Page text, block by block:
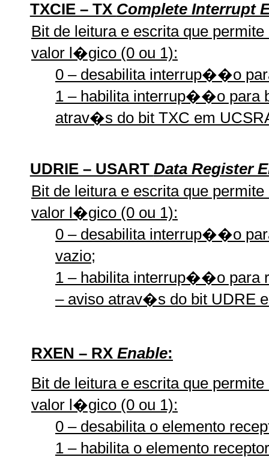
TXCIE – TX Complete Interrupt
Bit de leitura e escrita que
valor l�gico (0 ou 1):
0 – desabilita interrup��o
1 – habilita interrup��o para
atrav�s do bit TXC em
UDRIE – USART Data Register
Bit de leitura e escrita que
valor l�gico (0 ou 1):
0 – desabilita interrup��o
vazio;
1 – habilita interrup��o para
– aviso atrav�s do bit UDRE
RXEN – RX Enable:
Bit de leitura e escrita que
valor l�gico (0 ou 1):
0 – desabilita o elemento
1 – habilita o elemento